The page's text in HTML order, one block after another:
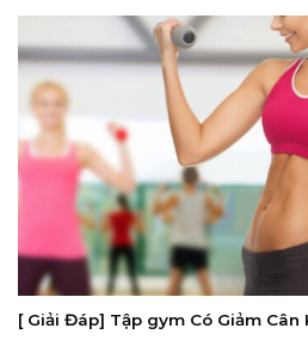
[ Giải Đáp] Tập gym Có Giảm Cân